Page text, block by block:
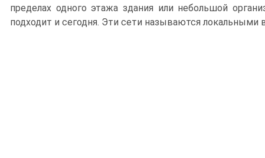
пределах одного этажа здания или небольшой
подходит и сегодня. Эти сети называются локальными